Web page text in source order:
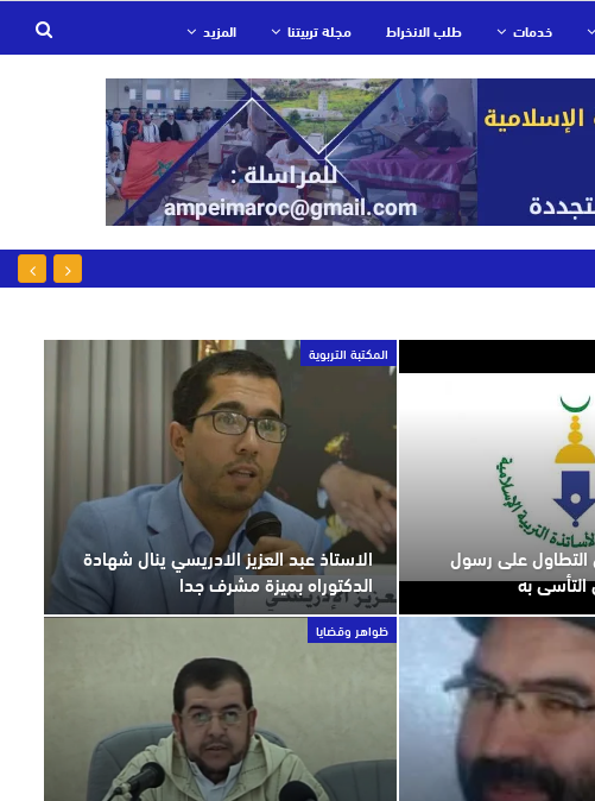
خدمات طلب الانخراط مجلة تربيتنا المزيد
التطاول على رسول
به
المكتبة التربوية
الاستاذ عبد العزيز الادريسي ينال شهادة
الدكتوراه بميزة مشرف جدا
ظواهر وقضايا